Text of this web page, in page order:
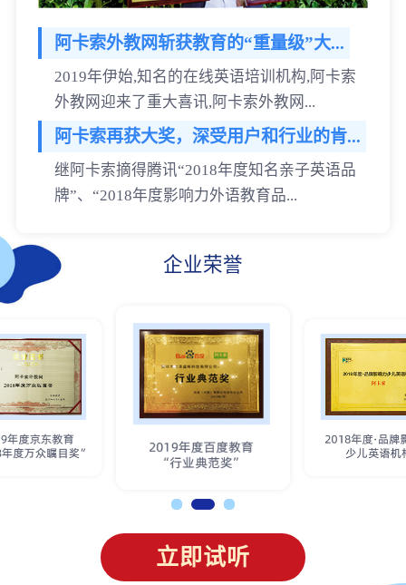
阿卡索外教网斩获教育的“重量级”大...
2019年伊始,知名的在线英语培训机构,阿卡索
外教网迎来了重大喜讯,阿卡索外教网...
阿卡索再获大奖，深受用户和行业的肯...
继阿卡索摘得腾讯“2018年度知名亲子英语品
牌”、“2018年度影响力外语教育品...
企业荣誉
立即试听